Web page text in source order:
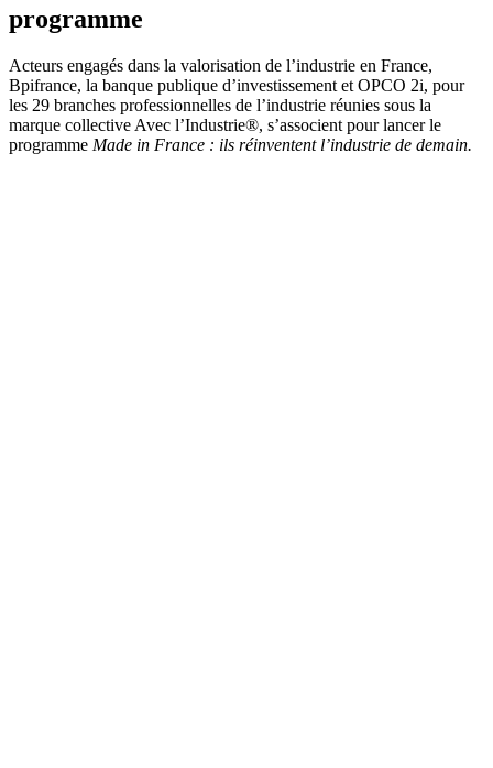
programme
Acteurs engagés dans la valorisation de l’industrie en France,
Bpifrance, la banque publique d’investissement et OPCO 2i, pour
les 29 branches professionnelles de l’industrie réunies sous la
marque collective Avec l’Industrie®, s’associent pour lancer le
programme Made in France : ils réinventent l’industrie de demain.